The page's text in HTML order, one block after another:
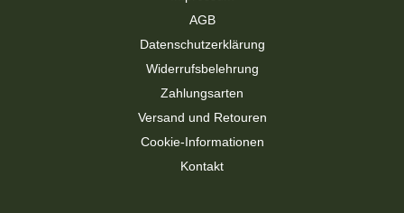
AGB
Datenschutzerklärung
Widerrufsbelehrung
Zahlungsarten
Versand und Retouren
Cookie-Informationen
Kontakt